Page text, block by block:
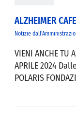
ALZHEIMER
Notizie
VIENI ANCHE TU
APRILE 2024
POLARIS